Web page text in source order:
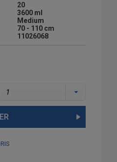
20
3600 ml
Medium
70 - 110 cm
11026068